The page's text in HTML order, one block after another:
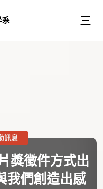
系
獎徵件方式出
我們創造出感
訊息